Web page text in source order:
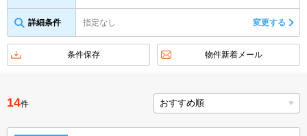
物件特集から
不動産会社から
TOP
詳細条件 指定なし 変更する
条件保存 物件新着メール
14件